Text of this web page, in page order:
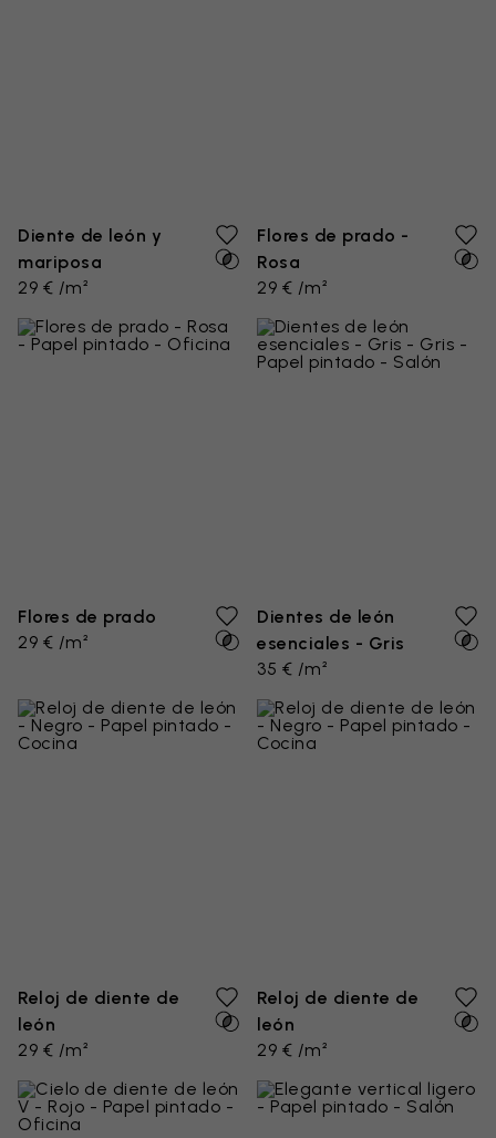
Diente de león y
mariposa
29 € /m²
Flores de prado -
Rosa
29 € /m²
Flores de prado
29 € /m²
Dientes de león
esenciales - Gris
35 € /m²
Reloj de diente de
león
29 € /m²
Reloj de diente de
león
29 € /m²